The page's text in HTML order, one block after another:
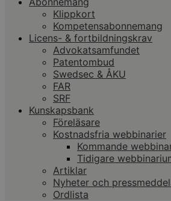
Klippkort
Kompetensabonnemang
Licens- & fortbildningskrav
Advokatsamfundet
Patentombud
Swedsec & ÅKU
FAR
SRF
Kunskapsbank
Föreläsare
Kostnadsfria webbinarier
Kommande
Tidigare
Artiklar
Nyheter och
Ordlista